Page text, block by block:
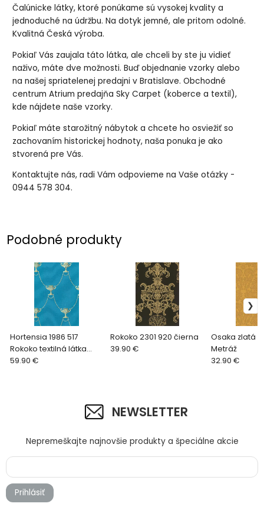
Čalúnicke látky, ktoré ponúkame sú vysokej kvality a
jednoduché na údržbu. Na dotyk jemné, ale pritom odolné.
Kvalitná Česká výroba.
Pokiaľ Vás zaujala táto látka, ale chceli by ste ju vidieť
naživo, máte dve možnosti. Buď objednanie vzorky alebo
na našej spriatelenej predajni v Bratislave. Obchodné
centrum Atrium predajňa Sky Carpet (koberce a textil),
kde nájdete naše vzorky.
Pokiaľ máte starožitný nábytok a chcete ho osviežiť so
zachovaním historickej hodnoty, naša ponuka je ako
stvorená pre Vás.
Kontaktujte nás, radi Vám odpovieme na Vaše otázky -
0944 578 304.
Podobné produkty
Hortensia 1986 517
Rokoko textilná látka
modrá
59.90 €
Rokoko 2301 920 čierna
39.90 €
Osaka zlatá
Metráž
32.90 €
NEWSLETTER
Nepremeškajte najnovšie produkty a špeciálne akcie
Prihlásiť